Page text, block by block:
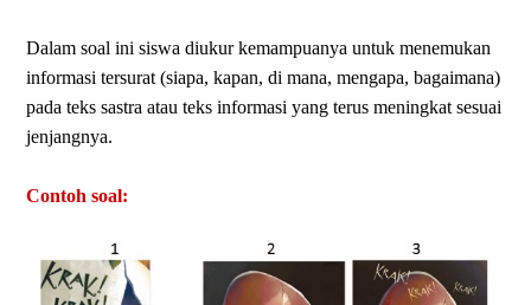
Dalam soal ini siswa diukur kemampuanya untuk menemukan
informasi tersurat (siapa, kapan, di mana, mengapa, bagaimana)
pada teks sastra atau teks informasi yang terus meningkat sesuai
jenjangnya.
Contoh soal: